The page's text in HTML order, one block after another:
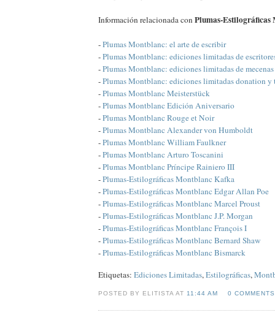
Información relacionada con Plumas-
-Plumas Montblanc: el arte de escribir
-Plumas Montblanc: ediciones limitadas de
-Plumas Montblanc: ediciones limitadas de mecenas
-Plumas Montblanc: ediciones limitadas donation y
-Plumas Montblanc Meisterstück
-Plumas Montblanc Edición Aniversario
-Plumas Montblanc Rouge et Noir
-Plumas Montblanc Alexander von Humboldt
-Plumas Montblanc William Faulkner
-Plumas Montblanc Arturo Toscanini
-Plumas Montblanc Príncipe Rainiero III
-Plumas-Estilográficas Montblanc Kafka
-Plumas-Estilográficas Montblanc Edgar Allan Poe
-Plumas-Estilográficas Montblanc Marcel Proust
-Plumas-Estilográficas Montblanc J.P. Morgan
-Plumas-Estilográficas Montblanc François I
-Plumas-Estilográficas Montblanc Bernard Shaw
-Plumas-Estilográficas Montblanc Bismarck
Etiquetas: Ediciones Limitadas,Estilográficas,
POSTED BY ELITISTA AT11:44 AM 0 COMMENTS